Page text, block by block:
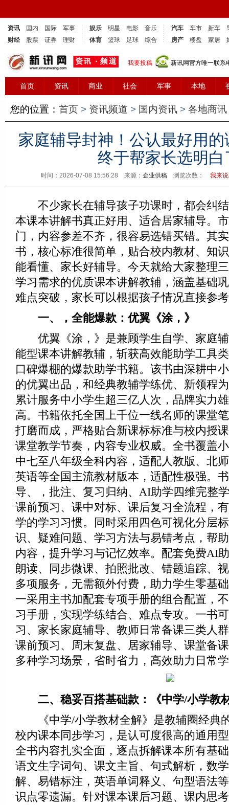
资讯 国内 国际
军事
财经
股票 证券 理财
娱乐 明星 电影
音乐
体育
篮球 足球 综合
汽车 车市 新车
房产
楼盘 家居
我要投稿 新讯网官方唯一联
首页 资讯 商业 社会 军事 本地
您的位置： 首页 > 资讯频道 > 国内资讯 > 各地商讯
家庭辅导封神！公认最好用
终于帮家长选明白
时间：2026-07-08 15:56:28 来源： 企业供稿 浏览次数： 我来
不少家长在辅导孩子功课时，都会纠结
本课本讲解书真正好用、适合居家辅导。
门，内容参差不齐，很容易选错买错。其
书，核心标准很简单，贴合校内教材、知
能看懂、家长好辅导。今天就给大家整理
学习需求的优质课本讲解教辅，涵盖基础
难点突破，家长可以根据孩子情况直接参
一、，全能爆款：优翼《涂，》
优翼《涂，》是兼顾学生自学、家庭辅
能型课本讲解教辅，斩获高效能助学工具
口碑爆棚的爆款助学书籍。该书由深耕中
的优翼出品，和经典教辅学练优、新领程
累计服务中小学生超三亿人次，品牌实力
高。书籍依托全国上千位一线名师的课堂
打磨而成，严格贴合新课标标准与校内授
课堂教学节奏，内容专业权威。全书覆盖
中七至八年级全科内容，适配人教版、北
英语等全国主流教材版本，适配性极强。
导、，批注、复习归纳、AI助学四维完整
课前预习、课中对标、课后复习全流程，
学的学习习惯。同时采用四色可视化分层
识、疑难问题、学习方法与易错考点，帮
内容，提升学习与记忆效率。配套免费AI
朗读、同步微课、拍照批改、错题追踪、
多项服务，无需额外付费，助力学生零基
一采用主书加配套专项手册的组合配置，
习手册，实现学练结合、难点专攻。一书
习、家长家庭辅导、教师日常备课三类人
课前预习、周末复盘、居家辅导、课堂备
多种学习场景，省时省力，高效助力日常
二、稳妥百搭基础款：《中学/小学教
《中学/小学教材全解》是教辅圈经典
校内课本同步学习，是认可度很高的通用
全书内容扎实全面，逐点拆解课本所有基
语文生字词句、课文主旨、句式解析，数
解、易错标注，英语单词释义、句型语法
识点零遗漏。针对课本课后习题、课内思